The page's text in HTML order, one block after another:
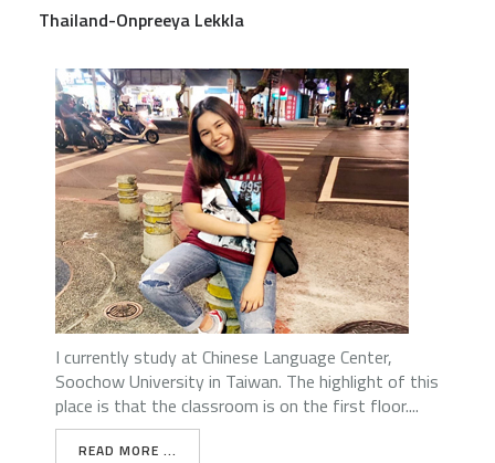
Thailand-Onpreeya Lekkla
I currently study at Chinese Language Center,
Soochow University in Taiwan. The highlight of this
place is that the classroom is on the first floor....
READ MORE ...